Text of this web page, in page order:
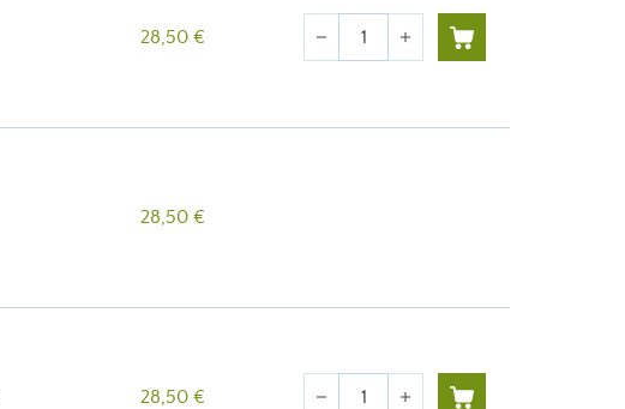
28,50 € Quantité
remove add
28,50 €
28,50 € Quantité
remove add